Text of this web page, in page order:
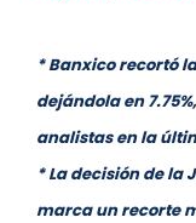
* Banxico recortó
dejándola en
analistas en la
* La decisión de la
marca un recorte